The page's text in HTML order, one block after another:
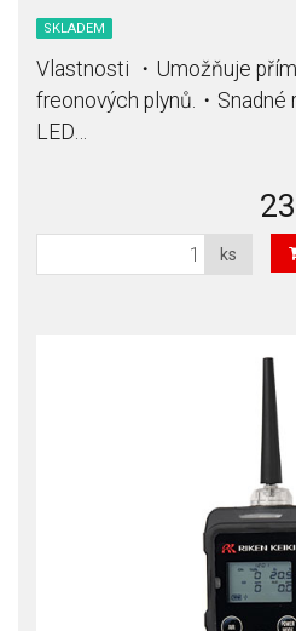
SKLADEM
Vlastnosti ・Umožňuje
freonových plynů.・
LED…
ks